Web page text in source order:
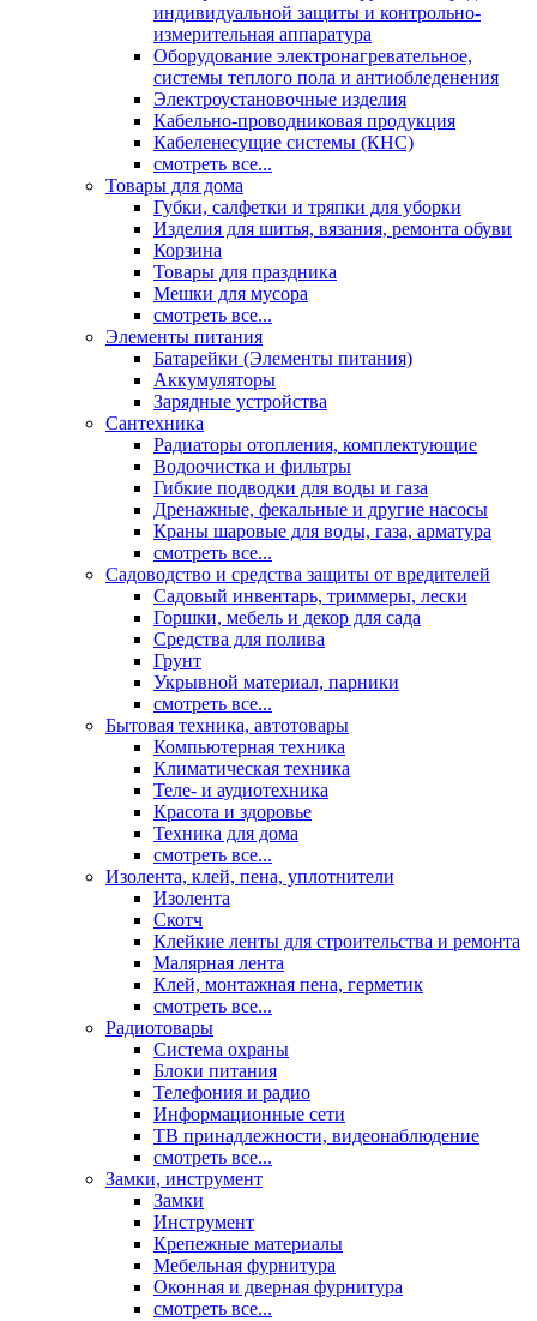
индивидуальной защиты и контрольно-
измерительная аппаратура
Оборудование электронагревательное,
системы теплого пола и антиобледенения
Электроустановочные изделия
Кабельно-проводниковая продукция
Кабеленесущие системы (КНС)
смотреть все...
Товары для дома
Губки, салфетки и тряпки для уборки
Изделия для шитья, вязания, ремонта обуви
Корзина
Товары для праздника
Мешки для мусора
смотреть все...
Элементы питания
Батарейки (Элементы питания)
Аккумуляторы
Зарядные устройства
Сантехника
Радиаторы отопления, комплектующие
Водоочистка и фильтры
Гибкие подводки для воды и газа
Дренажные, фекальные и другие насосы
Краны шаровые для воды, газа, арматура
смотреть все...
Садоводство и средства защиты от вредителей
Садовый инвентарь, триммеры, лески
Горшки, мебель и декор для сада
Средства для полива
Грунт
Укрывной материал, парники
смотреть все...
Бытовая техника, автотовары
Компьютерная техника
Климатическая техника
Теле- и аудиотехника
Красота и здоровье
Техника для дома
смотреть все...
Изолента, клей, пена, уплотнители
Изолента
Скотч
Клейкие ленты для строительства и ремонта
Малярная лента
Клей, монтажная пена, герметик
смотреть все...
Радиотовары
Система охраны
Блоки питания
Телефония и радио
Информационные сети
ТВ принадлежности, видеонаблюдение
смотреть все...
Замки, инструмент
Замки
Инструмент
Крепежные материалы
Мебельная фурнитура
Оконная и дверная фурнитура
смотреть все...